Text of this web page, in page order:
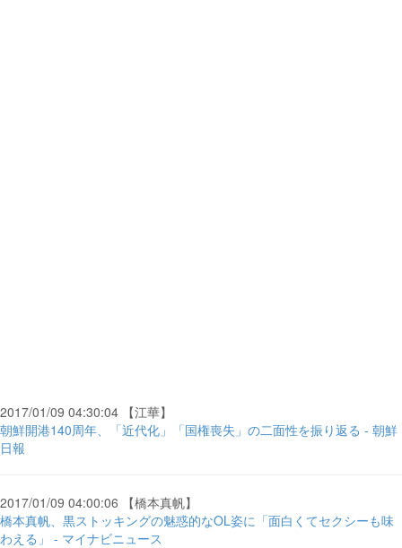
2017/01/09 04:30:04 【江華】
朝鮮開港140周年、「近代化」「国権喪失」の二面性を振り返る - 朝鮮
日報
2017/01/09 04:00:06 【橋本真帆】
橋本真帆、黒ストッキングの魅惑的なOL姿に「面白くてセクシーも味
わえる」 - マイナビニュース